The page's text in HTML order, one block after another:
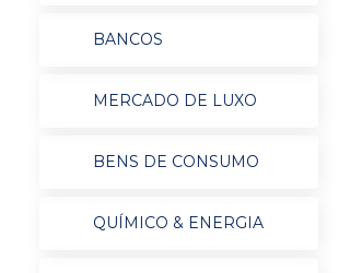
BANCOS
MERCADO DE LUXO
BENS DE CONSUMO
QUÍMICO & ENERGIA